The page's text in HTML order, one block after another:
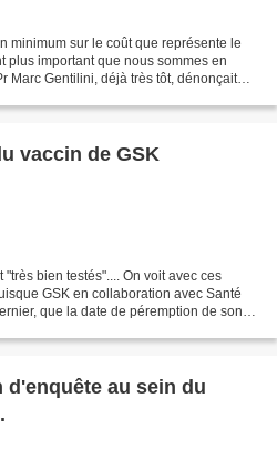
minimum sur le coût que représente le
plus important que nous sommes en
Marc Gentilini, déjà très tôt, dénonçait
vaccin de GSK
bien testés".... On voit avec ces
GSK en collaboration avec Santé
que la date de péremption de son
au sein du